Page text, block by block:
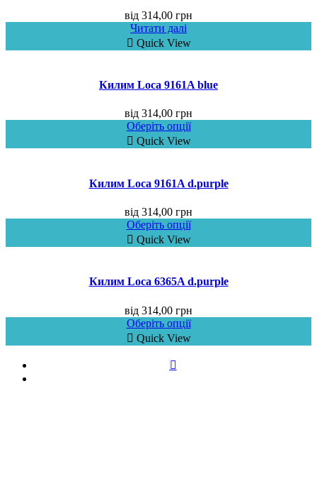
від 314,00 грн
Читати далі
Quick View
Килим Loca 9161A blue
від 314,00 грн
Оберіть опції
Quick View
Килим Loca 9161A d.purple
від 314,00 грн
Оберіть опції
Quick View
Килим Loca 6365A d.purple
від 314,00 грн
Оберіть опції
Quick View